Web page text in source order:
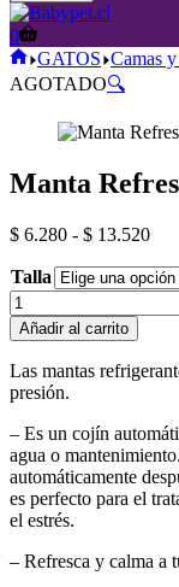
Carro
de
compra
0
Inicio
GATOS Camas
AGOTADO🔍
Manta
$ 6.280 - $ 13.520
$
$
Talla
Manta
Refrescante
cantidad
Añadir al carrito
Las mantas
presión.
– Es un cojín
agua o
automáticamente
es perfecto para el
el estrés.
– Refresca y calma a